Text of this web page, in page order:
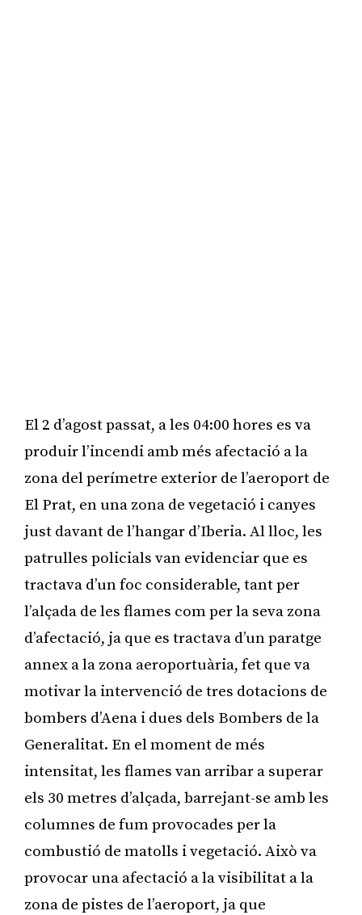
El 2 d’agost passat, a les 04:00 hores es va
produir l’incendi amb més afectació a la
zona del perímetre exterior de l’aeroport de
El Prat, en una zona de vegetació i canyes
just davant de l’hangar d’Iberia. Al lloc, les
patrulles policials van evidenciar que es
tractava d’un foc considerable, tant per
l’alçada de les flames com per la seva zona
d’afectació, ja que es tractava d’un paratge
annex a la zona aeroportuària, fet que va
motivar la intervenció de tres dotacions de
bombers d’Aena i dues dels Bombers de la
Generalitat. En el moment de més
intensitat, les flames van arribar a superar
els 30 metres d’alçada, barrejant-se amb les
columnes de fum provocades per la
combustió de matolls i vegetació. Això va
provocar una afectació a la visibilitat a la
zona de pistes de l’aeroport, ja que